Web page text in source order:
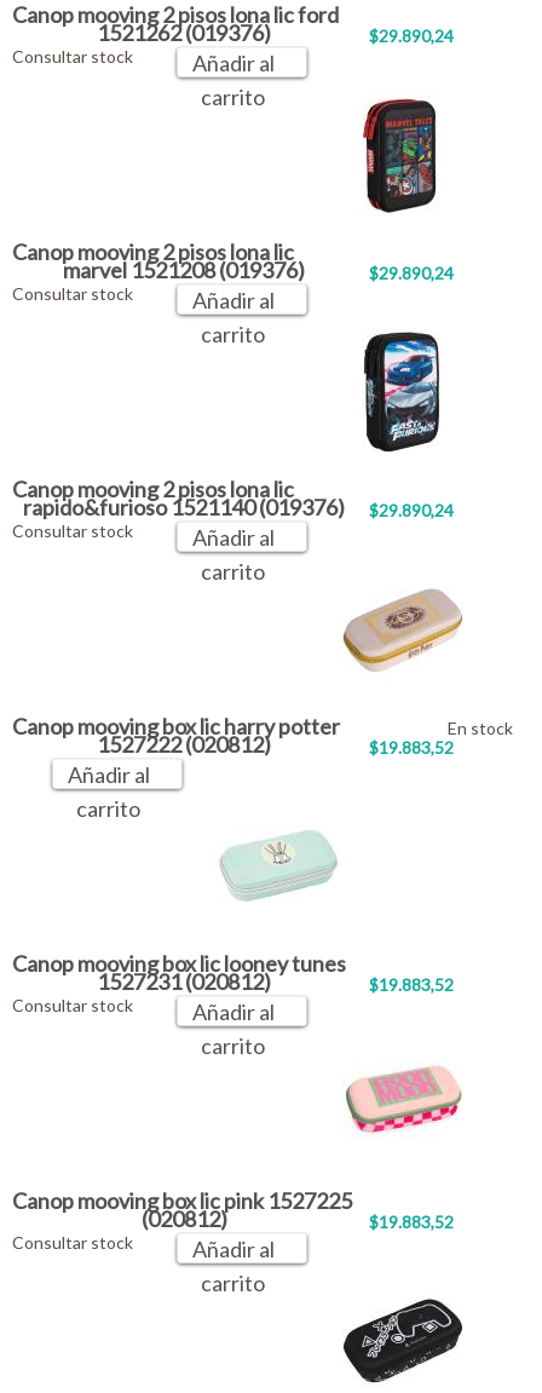
Canop mooving 2 pisos lona lic ford
1521262 (019376)
$29.890,24
Consultar stock
Añadir al
carrito
Canop mooving 2 pisos lona lic
marvel 1521208 (019376)
$29.890,24
Consultar stock
Añadir al
carrito
Canop mooving 2 pisos lona lic
rapido&furioso 1521140 (019376)
$29.890,24
Consultar stock
Añadir al
carrito
Canop mooving box lic harry potter
1527222 (020812) $19.883,52
En stock
Añadir al
carrito
Canop mooving box lic looney tunes
1527231 (020812)
$19.883,52
Consultar stock
Añadir al
carrito
Canop mooving box lic pink 1527225
(020812)
$19.883,52
Consultar stock
Añadir al
carrito